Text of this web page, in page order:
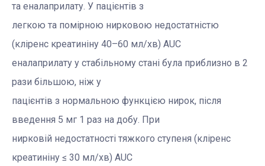
та еналаприлату. У пацієнтів з
легкою та помірною нирковою недостатністю
(кліренс креатиніну 40–60 мл/хв) AUC
еналаприлату у стабільному стані була приблизно в 2
рази більшою, ніж у
пацієнтів з нормальною функцією нирок, після
введення 5 мг 1 раз на добу. При
нирковій недостатності тяжкого ступеня (кліренс
креатиніну ≤ 30 мл/хв) AUC